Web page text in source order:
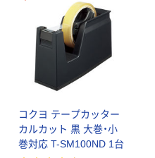
コクヨ テープカッター
カルカット 黒 大巻・小
巻対応 T-SM100ND 1台